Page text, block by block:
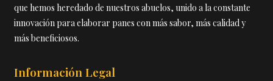
que hemos heredado de nuestros abuelos, unido a la constante
innovación para elaborar panes con más sabor, más calidad y
más beneficiosos.
Información Legal